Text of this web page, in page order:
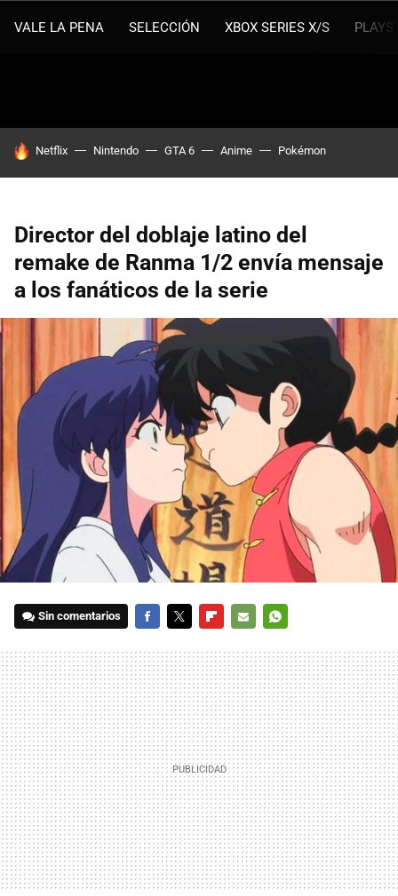
VALE LA PENA SELECCIÓN XBOX SERIES X/S
HOY SE HABLA DE
Netflix Nintendo GTA 6 Anime Pokémon
Director del doblaje latino del
remake de Ranma 1/2 envía mensaje
a los fanáticos de la serie
Sin comentarios
MAIL